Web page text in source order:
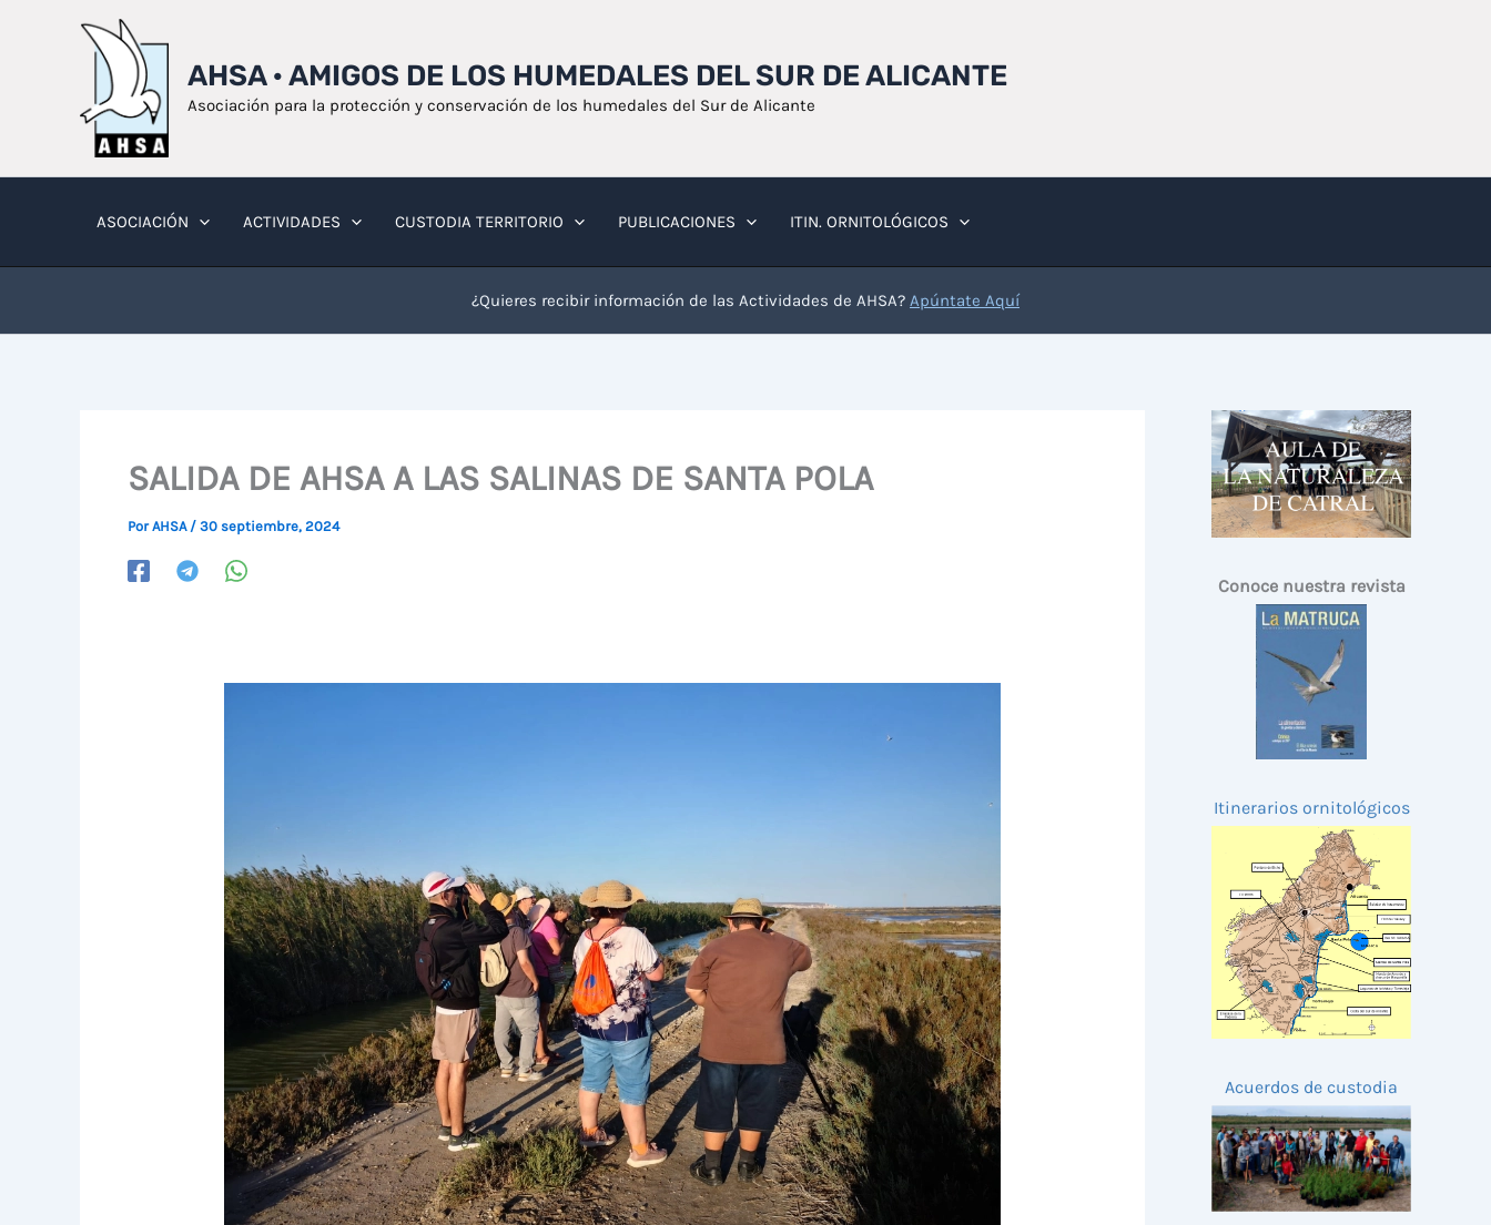
AHSA · AMIGOS DE LOS HUMEDALES DEL SUR DE ALICANTE
Asociación para la protección y conservación de los humedales del Sur de Alicante
ASOCIACIÓN ACTIVIDADES CUSTODIA TERRITORIO PUBLICACIONES ITIN. ORNITOLÓGICOS
¿Quieres recibir información de las Actividades de AHSA? Apúntate Aquí
SALIDA DE AHSA A LAS SALINAS DE SANTA POLA
PorAHSA / 30 septiembre, 2024
Conoce nuestra revista
Itinerarios ornitológicos
Acuerdos de custodia